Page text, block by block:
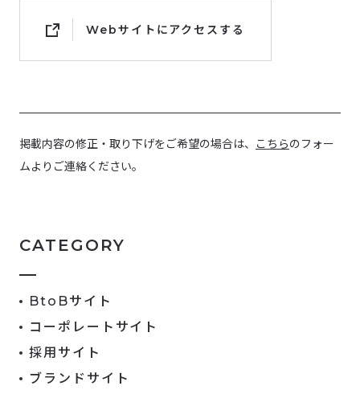
Webサイトにアクセスする
掲載内容の修正・取り下げをご希望の場合は、 こちらのフォー
ムよりご連絡ください。
CATEGORY
BtoBサイト
コーポレートサイト
採用サイト
ブランドサイト